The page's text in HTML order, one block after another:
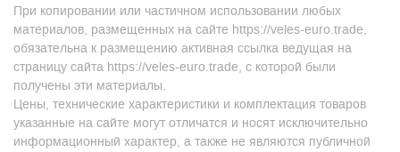
При копировании или частичном использовании любых
материалов, размещенных на сайте https://veles-euro.trade,
обязательна к размещению активная ссылка ведущая на
страницу сайта https://veles-euro.trade, с которой были
получены эти материалы.
Цены, технические характеристики и комплектация товаров
указанные на сайте могут отличатся и носят исключительно
информационный характер, а также не являются публичной